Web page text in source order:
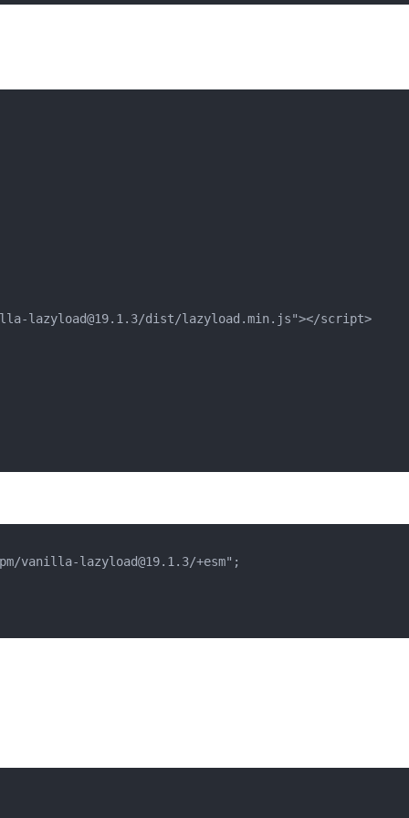
lazyload@19.1.3/dist/lazyload.min.js"></script>
vanilla-lazyload@19.1.3/+esm";